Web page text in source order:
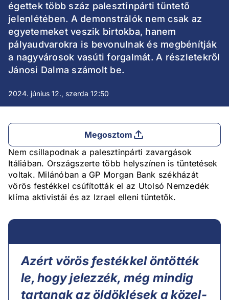
égettek több száz palesztinpárti tüntető
jelenlétében. A demonstrálók nem csak az
egyetemeket veszik birtokba, hanem
pályaudvarokra is bevonulnak és megbénítják
a nagyvárosok vasúti forgalmát. A részletekről
Jánosi Dalma számolt be.
2024. június 12., szerda 12:50
Megosztom
Nem csillapodnak a palesztinpárti zavargások
Itáliában. Országszerte több helyszínen is tüntetések
voltak. Milánóban a GP Morgan Bank székházát
vörös festékkel csúfították el az Utolsó Nemzedék
klíma aktivistái és az Izrael elleni tüntetők.
Azért vörös festékkel öntötték
le, hogy jelezzék, még mindig
tartanak az öldöklések a közel-